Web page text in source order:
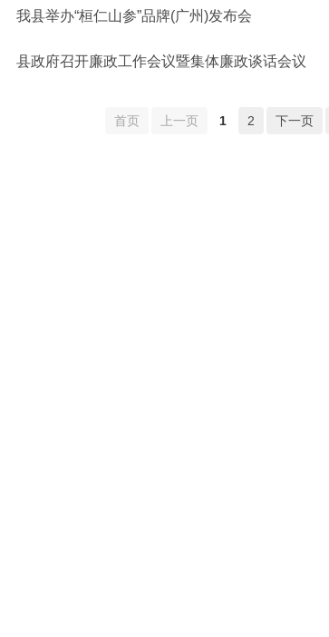
我县举办“桓仁山参”品牌(广州)发布会
县政府召开廉政工作会议暨集体廉政谈话会议
首页 上一页 1 2 下一页